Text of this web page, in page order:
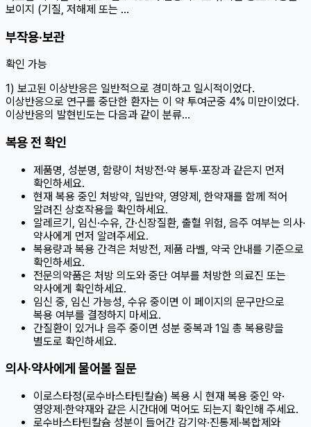
보이지 (기질, 저해제 또는 …
부작용·보관
확인 가능
1) 보고된 이상반응은 일반적으로 경미하고 일시적이었다.
이상반응으로 연구를 중단한 환자는 이 약 투여군중 4% 미만이었다.
이상반응의 발현빈도는 다음과 같이 분류…
복용 전 확인
제품명, 성분명, 함량이 처방전·약 봉투·포장과 같은지 먼저
확인하세요.
현재 복용 중인 처방약, 일반약, 영양제, 한약재를 함께 적어
알려진 상호작용을 확인하세요.
알레르기, 임신·수유, 간·신장질환, 출혈 위험, 음주 여부는 의사·
약사에게 먼저 알려주세요.
복용량과 복용 간격은 처방전, 제품 라벨, 약국 안내를 기준으로
확인하세요.
전문의약품은 처방 의도와 중단 여부를 처방한 의료진 또는
약사에게 확인하세요.
임신 중, 임신 가능성, 수유 중이면 이 페이지의 문구만으로
복용 여부를 결정하지 마세요.
간질환이 있거나 음주 중이면 성분 중복과 1일 총 복용량을
별도로 확인하세요.
의사·약사에게 물어볼 질문
이로스타정(로수바스타틴칼슘) 복용 시 현재 복용 중인 약·
영양제·한약재와 같은 시간대에 먹어도 되는지 확인해 주세요.
로수바스타틴칼슘 성분이 들어간 감기약·진통제·복합제와